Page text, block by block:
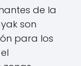
de la
son
para los